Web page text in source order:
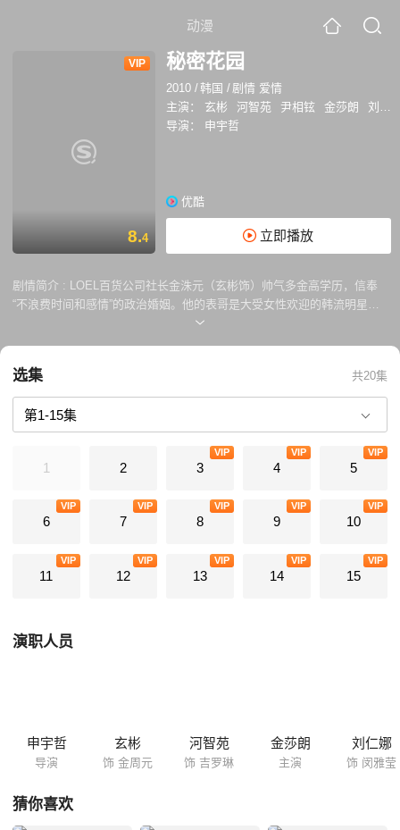
动漫
VIP
8.4
秘密花园
2010 /韩国 /剧情 爱情
主演：
玄彬 河智苑 尹相铉 金莎朗
刘仁娜
导演：
申宇哲
优酷
立即播放
剧情简介 :
LOEL百货公司社长金洙元（玄彬饰）帅气多金高学历，信奉
“不浪费时间和感情”的政治婚姻。他的表哥是大受女性欢迎的韩流明星奥
斯卡（尹相铉饰），为了帮奥斯卡摆平绯闻，金洙元来到电影拍摄现场，
水平以及阶级地位的巨大差异，让金社长内心十分矛盾痛苦。 随后因为各
种机缘巧合，众人齐聚济州岛。在一个电闪雷鸣的长夜里，金洙元和吉罗
琳都喝了从奇怪地方带回的酒，奇怪的事情就此发生，他们的灵魂互换
了。贫穷的特技替身演员，以及“特长是赚钱”的社长，二人开始互相扮演
对方的角色，体会各自不同人生，慢慢靠近对方的故事。
选集 共20集
1 2 3
VIP
4
VIP
5
VIP
6
VIP
7
VIP
8
VIP
9
VIP
10
VIP
11
VIP
12
VIP
13
VIP
14
VIP
15
VIP
演职人员
申宇哲
导演
玄彬
饰 金周元
河智苑
饰 吉罗琳
金莎朗
主演
刘仁娜
饰 闵雅莹
猜你喜欢